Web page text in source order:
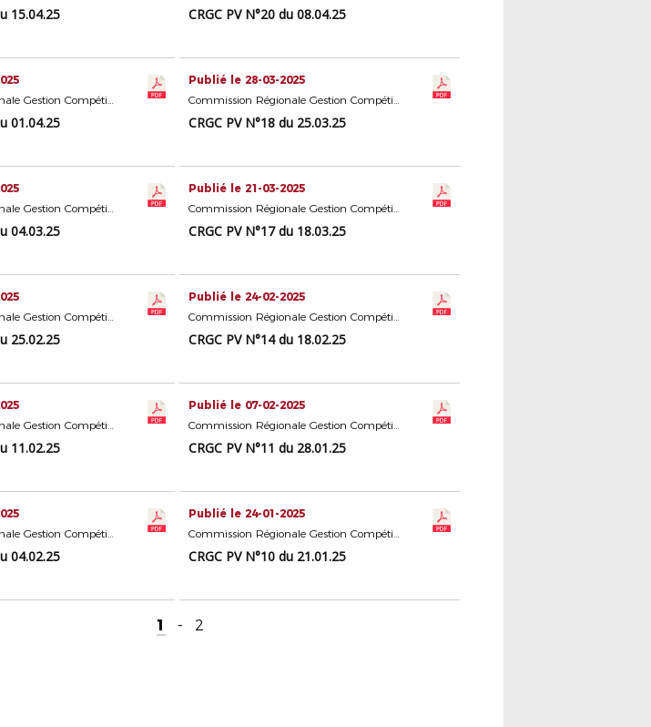
15.04.25 CRGC PV N°20 du 08.04.25
Commission Régionale Gestion Compétitions Seniors
01.04.25
Publié le 28-03-2025
Commission Régionale Gestion Compétitions Seniors
CRGC PV N°18 du 25.03.25
Commission Régionale Gestion Compétitions Seniors
04.03.25
Publié le 21-03-2025
Commission Régionale Gestion Compétitions Seniors
CRGC PV N°17 du 18.03.25
Commission Régionale Gestion Compétitions Seniors
25.02.25
Publié le 24-02-2025
Commission Régionale Gestion Compétitions Seniors
CRGC PV N°14 du 18.02.25
Commission Régionale Gestion Compétitions Seniors
11.02.25
Publié le 07-02-2025
Commission Régionale Gestion Compétitions Seniors
CRGC PV N°11 du 28.01.25
Commission Régionale Gestion Compétitions Seniors
04.02.25
Publié le 24-01-2025
Commission Régionale Gestion Compétitions Seniors
CRGC PV N°10 du 21.01.25
1 - 2